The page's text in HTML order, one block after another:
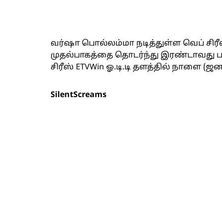
வர்ஷா பொல்லம்மா நடித்துள்ள வெப்
முதல்பாகத்தை தொடர்ந்து இரண்டாவது
சிரீஸ் ETVWin ஓ.டி.டி தளத்தில் நாளை
SilentScreams